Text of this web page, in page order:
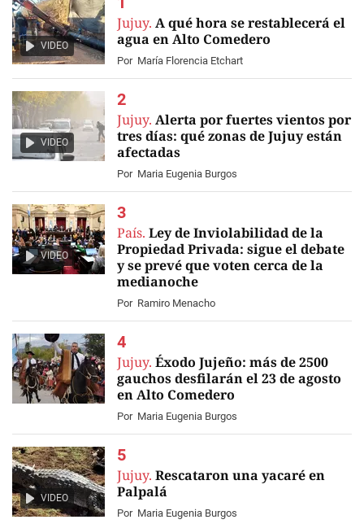
VIDEO
Jujuy. A qué hora se restablecerá el
agua en Alto Comedero
Por María Florencia Etchart
VIDEO
Jujuy. Alerta por fuertes vientos por
tres días: qué zonas de Jujuy están
afectadas
Por Maria Eugenia Burgos
VIDEO
País. Ley de Inviolabilidad de la
Propiedad Privada: sigue el debate
y se prevé que voten cerca de la
medianoche
Por Ramiro Menacho
Jujuy. Éxodo Jujeño: más de 2500
gauchos desfilarán el 23 de agosto
en Alto Comedero
Por Maria Eugenia Burgos
VIDEO
Jujuy. Rescataron una yacaré en
Palpalá
Por Maria Eugenia Burgos